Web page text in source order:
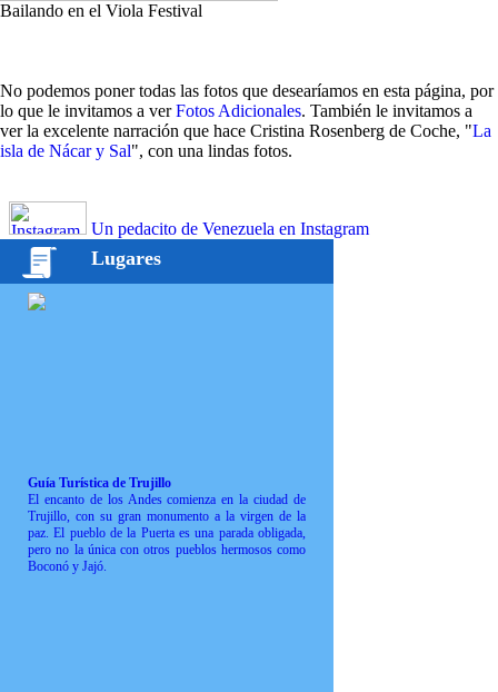
Bailando en el Viola Festival
No podemos poner todas las fotos que desearíamos en esta página, por
lo que le invitamos a verFotos Adicionales. También le invitamos a
ver la excelente narración que hace Cristina Rosenberg de Coche, "La
isla de Nácar y Sal", con una lindas fotos.
Un pedacito de Venezuela en Instagram
Lugares
Guía Turística de Trujillo
El encanto de los Andes comienza en la ciudad de
Trujillo, con su gran monumento a la virgen de la
paz. El pueblo de la Puerta es una parada obligada,
pero no la única con otros pueblos hermosos como
Boconó y Jajó.